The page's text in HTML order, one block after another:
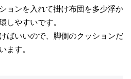
ョンを入れて掛け布団を多少浮か
しやすいです。
ばいいので、脚側のクッションだ
ます。